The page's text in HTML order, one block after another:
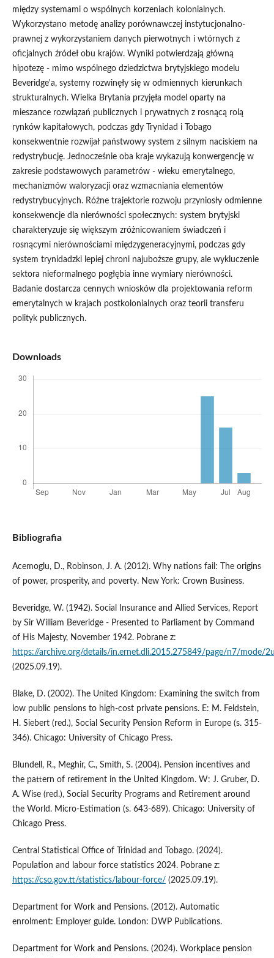
między systemami o wspólnych korzeniach kolonialnych.
Wykorzystano metodę analizy porównawczej instytucjonalno-
prawnej z wykorzystaniem danych pierwotnych i wtórnych z
oficjalnych źródeł obu krajów. Wyniki potwierdzają główną
hipotezę - mimo wspólnego dziedzictwa brytyjskiego modelu
Beveridge'a, systemy rozwinęły się w odmiennych kierunkach
strukturalnych. Wielka Brytania przyjęła model oparty na
mieszance rozwiązań publicznych i prywatnych z rosnącą rolą
rynków kapitałowych, podczas gdy Trynidad i Tobago
konsekwentnie rozwijał państwowy system z silnym naciskiem na
redystrybucję. Jednocześnie oba kraje wykazują konwergencję w
zakresie podstawowych parametrów - wieku emerytalnego,
mechanizmów waloryzacji oraz wzmacniania elementów
redystrybucyjnych. Różne trajektorie rozwoju przyniosły odmienne
konsekwencje dla nierówności społecznych: system brytyjski
charakteryzuje się większym zróżnicowaniem świadczeń i
rosnącymi nierównościami międzygeneracyjnymi, podczas gdy
system trynidadzki lepiej chroni najuboższe grupy, ale wykluczenie
sektora nieformalnego pogłębia inne wymiary nierówności.
Badanie dostarcza cennych wniosków dla projektowania reform
emerytalnych w krajach postkolonialnych oraz teorii transferu
polityk publicznych.
Downloads
Bibliografia
Acemoglu, D., Robinson, J. A. (2012). Why nations fail: The origins
of power, prosperity, and poverty. New York: Crown Business.
Beveridge, W. (1942). Social Insurance and Allied Services, Report
by Sir William Beveridge - Presented to Parliament by Command
of His Majesty, November 1942. Pobrane z:
https://archive.org/details/in.ernet.dli.2015.275849/page/n7/mode/
(2025.09.19).
Blake, D. (2002). The United Kingdom: Examining the switch from
low public pensions to high-cost private pensions. E: M. Feldstein,
H. Siebert (red.), Social Security Pension Reform in Europe (s. 315-
346). Chicago: University of Chicago Press.
Blundell, R., Meghir, C., Smith, S. (2004). Pension incentives and
the pattern of retirement in the United Kingdom. W: J. Gruber, D.
A. Wise (red.), Social Security Programs and Retirement around
the World. Micro-Estimation (s. 643-689). Chicago: University of
Chicago Press.
Central Statistical Office of Trinidad and Tobago. (2024).
Population and labour force statistics 2024. Pobrane z:
https://cso.gov.tt/statistics/labour-force/(2025.09.19).
Department for Work and Pensions. (2012). Automatic
enrolment: Employer guide. London: DWP Publications.
Department for Work and Pensions. (2024). Workplace pension